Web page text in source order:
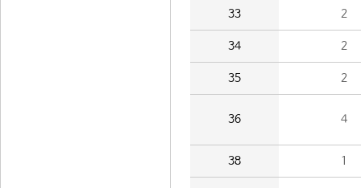
33 2
34 2
35 2
36 4
38 1